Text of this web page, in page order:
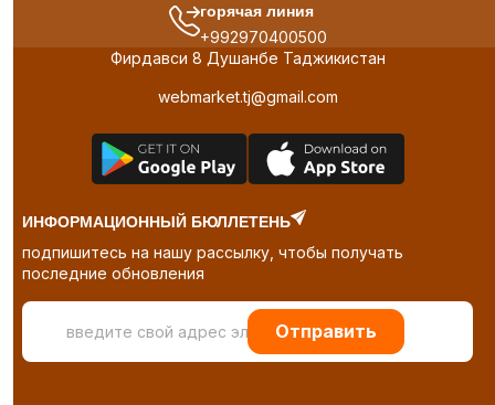
горячая линия
+992970400500
Фирдавси 8 Душанбе Таджикистан
webmarket.tj@gmail.com
ИНФОРМАЦИОННЫЙ БЮЛЛЕТЕНЬ
подпишитесь на нашу рассылку, чтобы получать
последние обновления
Отправить